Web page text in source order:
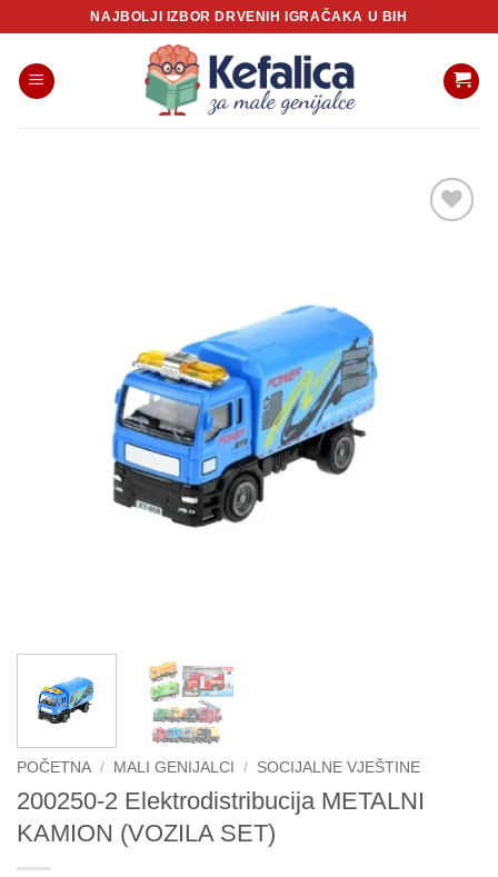
content
NAJBOLJI IZBOR DRVENIH IGRAČAKA U BIH
POČETNA / MALI GENIJALCI / SOCIJALNE VJEŠTINE
200250-2 Elektrodistribucija METALNI
KAMION (VOZILA SET)